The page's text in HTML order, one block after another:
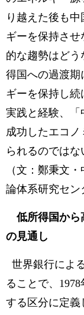
り越えた後も
ギーを保持さ
的な趨勢はど
得国への過渡
ギーを保持し
実践と経験、「
成功したエコ
られるのではな
（文：鄭秉文
論体系研究セン
低所得国から
の見通し
世界銀行によ
ることで、
する区分に定